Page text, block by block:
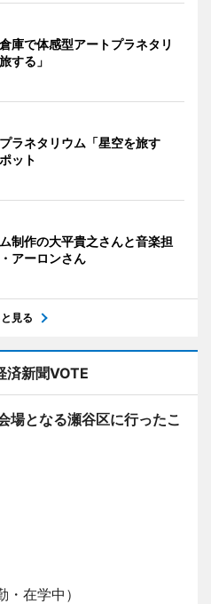
庫で体感型アートプラネタリ
する」
ラネタリウム「星空を旅す
ット
制作の大平貴之さんと音楽担
アーロンさん
見る
済新聞VOTE
場となる瀬谷区に行ったこ
在学中）